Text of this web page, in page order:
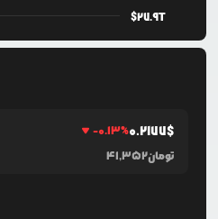
$27.9T
-0.13%0.2177$
41,352تومان